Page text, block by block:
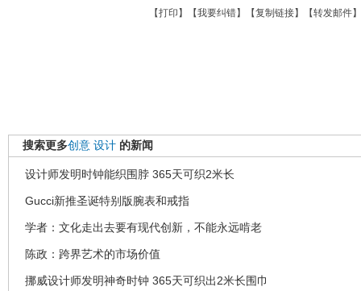
【打印 】【我要纠错】【复制链接】【转发邮件
搜索更多创意 设计 的新闻
设计师发明时钟能织围脖 365天可织2米长
Gucci新推圣诞特别版腕表和戒指
学者：文化走出去要有现代创新，不能永远啃老
陈政：跨界艺术的市场价值
挪威设计师发明神奇时钟 365天可织出2米长围巾